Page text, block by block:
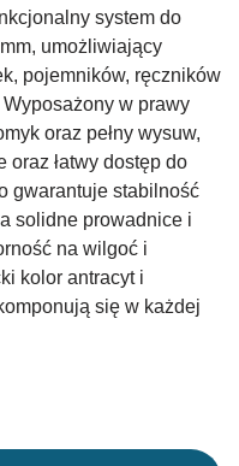
system do
umożliwiający
pojemników, ręczników
w prawy
oraz pełny wysuw,
oraz łatwy dostęp do
gwarantuje stabilność
solidne prowadnice i
na wilgoć i
kolor antracyt i
się w każdej